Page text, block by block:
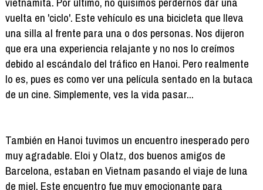
vuelta en 'ciclo'. Este vehículo es una bicicleta que lleva
una silla al frente para una o dos personas. Nos dijeron
que era una experiencia relajante y no nos lo creímos
debido al escándalo del tráfico en Hanoi. Pero realmente
lo es, pues es como ver una película sentado en la butaca
de un cine. Simplemente, ves la vida pasar...
También en Hanoi tuvimos un encuentro inesperado pero
muy agradable. Eloi y Olatz, dos buenos amigos de
Barcelona, estaban en Vietnam pasando el viaje de luna
de miel. Este encuentro fue muy emocionante para